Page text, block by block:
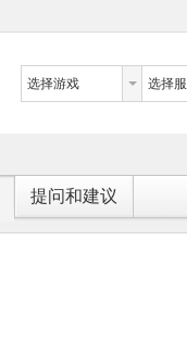
选择游戏 选择
提问和建议